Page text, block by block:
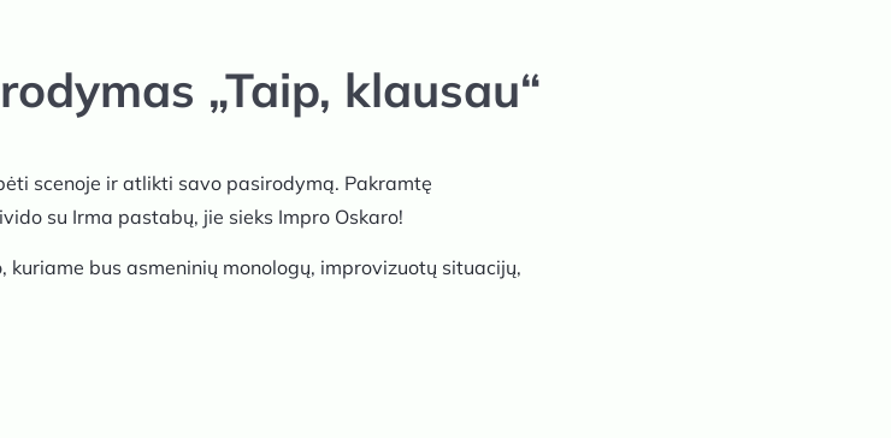
„Taip, klausau“
scenoje ir atlikti savo pasirodymą. Pakramtę
su Irma pastabų, jie sieks Impro Oskaro!
bus asmeninių monologų, improvizuotų situacijų,